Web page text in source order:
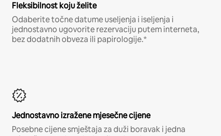
Fleksibilnost koju želite
Odaberite točne datume useljenja i iseljenja i
jednostavno ugovorite rezervaciju putem interneta,
bez dodatnih obveza ili papirologije.*
Jednostavno izražene mjesečne cijene
Posebne cijene smještaja za duži boravak i jedna